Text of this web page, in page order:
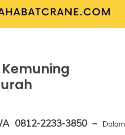
Kemuning
0812-2233-3850 – Dalam